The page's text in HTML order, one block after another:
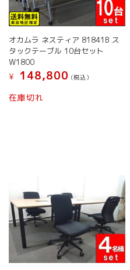
オカムラ ネスティア 81841B ス
タックテーブル 10台セット
W1800
¥
148,800 (税込）
在庫切れ